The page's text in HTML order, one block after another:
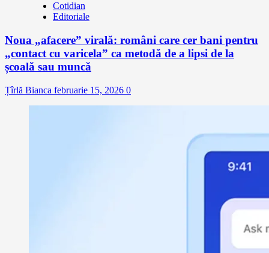
Cotidian
Editoriale
Noua „afacere” virală: români care cer bani pentru
„contact cu varicela” ca metodă de a lipsi de la
școală sau muncă
Țîrlă Bianca februarie 15, 2026 0